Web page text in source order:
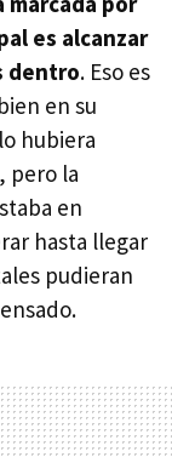
es alcanzar
dentro. Eso es
en su
hubiera
pero la
en
hasta llegar
pudieran